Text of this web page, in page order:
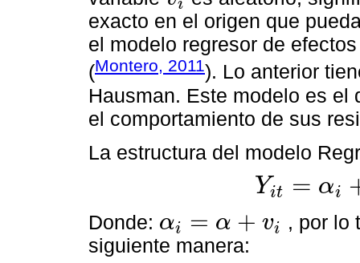
i
exacto en el origen que
el modelo regresor de
(Montero, 2011). Lo anterior
Hausman. Este modelo es
el comportamiento de sus
La estructura del modelo
Yit = αi
Yit =αi+ βXit+ uit
Donde: αi = α + vi
αi=α vi
, por lo
siguiente manera: